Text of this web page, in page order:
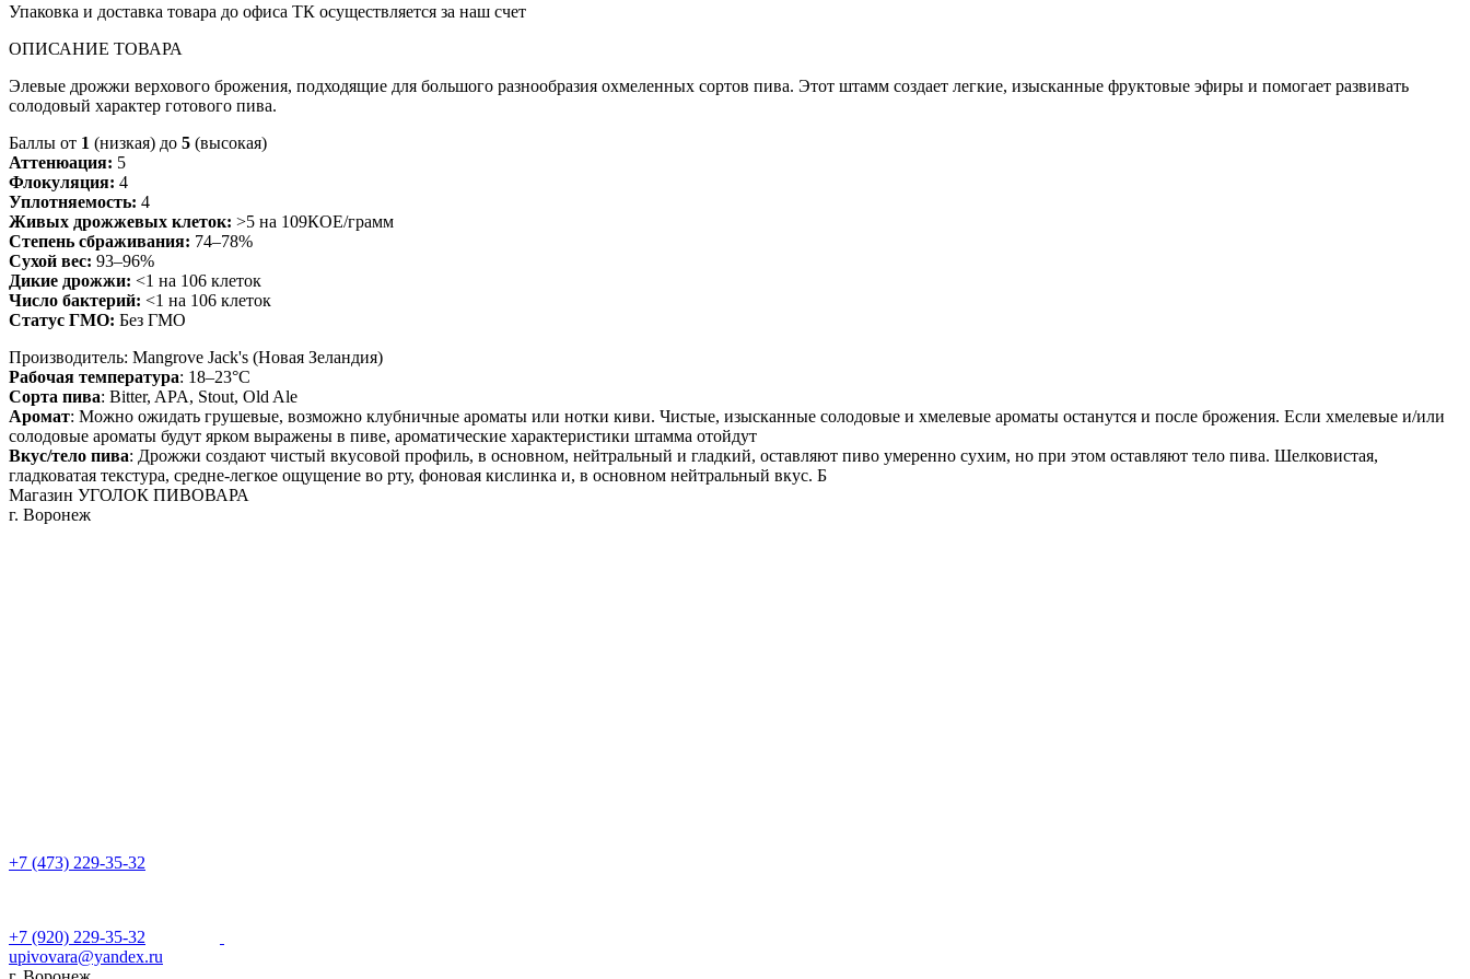
Упаковка и доставка товара до офиса ТК осуществляется за наш счет
ОПИСАНИЕ ТОВАРА
Элевые дрожжи верхового брожения, подходящие для большого разнообразия охмеленных сортов пива. Этот штамм создает легкие, изысканные фруктовые эфиры и помогает развивать
солодовый характер готового пива.
Баллы от 1 (низкая) до 5 (высокая)
Аттенюация: 5
Флокуляция: 4
Уплотняемость: 4
Живых дрожжевых клеток: >5 на 109КОЕ/грамм
Степень сбраживания: 74–78%
Сухой вес: 93–96%
Дикие дрожжи: <1 на 106 клеток
Число бактерий: <1 на 106 клеток
Статус ГМО: Без ГМО
Производитель: Mangrove Jack's (Новая Зеландия)
Рабочая температура: 18–23°C
Сорта пива: Bitter, APA, Stout, Old Ale
Аромат: Можно ожидать грушевые, возможно клубничные ароматы или нотки киви. Чистые, изысканные солодовые и хмелевые ароматы останутся и после брожения. Если хмелевые и/или
солодовые ароматы будут ярком выражены в пиве, ароматические характеристики штамма отойдут
Вкус/тело пива: Дрожжи создают чистый вкусовой профиль, в основном, нейтральный и гладкий, оставляют пиво умеренно сухим, но при этом оставляют тело пива. Шелковистая,
гладковатая текстура, средне-легкое ощущение во рту, фоновая кислинка и, в основном нейтральный вкус. Б
Магазин УГОЛОК ПИВОВАРА
г. Воронеж
+7 (473) 229-35-32
+7 (920) 229-35-32
upivovara@yandex.ru